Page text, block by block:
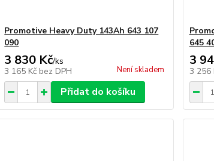
Promotive Heavy Duty 143Ah 643 107
090
3 830 Kč/ks
3 165 Kč bez DPH Není skladem
Přidat do košíku
645
3
3 256